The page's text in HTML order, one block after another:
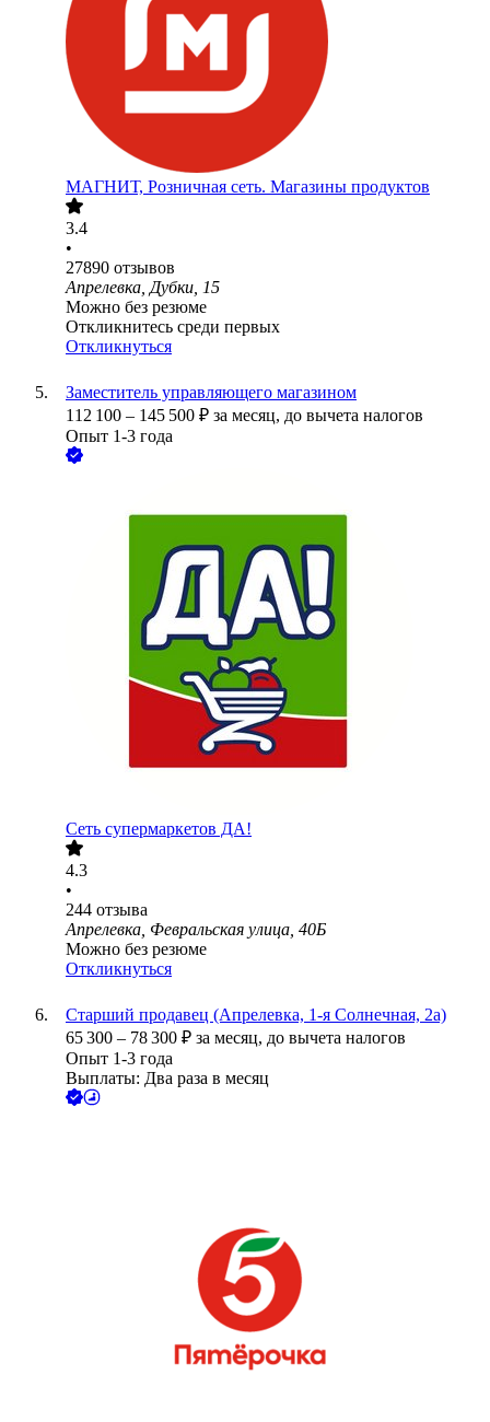
МАГНИТ, Розничная сеть. Магазины продуктов
3.4
•
27890 отзывов
Апрелевка, Дубки, 15
Можно без резюме
Откликнитесь среди первых
Откликнуться
Заместитель управляющего магазином
112 100 – 145 500 ₽ за месяц, до вычета налогов
Опыт 1-3 года
Сеть супермаркетов ДА!
4.3
•
244 отзыва
Апрелевка, Февральская улица, 40Б
Можно без резюме
Откликнуться
Старший продавец (Апрелевка, 1-я Солнечная, 2а)
65 300 – 78 300 ₽ за месяц, до вычета налогов
Опыт 1-3 года
Выплаты: Два раза в месяц